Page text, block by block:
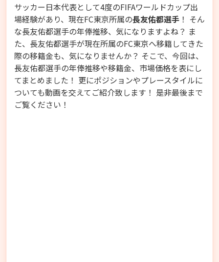
サッカー日本代表として4度のFIFAワールドカップ出
場経験があり、現在FC東京所属の長友佑都選手 ！ そん
な長友佑都選手の年俸推移、気になりますよね？ ま
た、長友佑都選手が現在所属のFC東京へ移籍してきた
際の移籍金も、気になりませんか？ そこで、今回は、
長友佑都選手の年俸推移や移籍金、市場価格を表にし
てまとめました！ 更にポジションやプレースタイルに
ついても動画を交えてご紹介致します！ 是非最後まで
ご覧ください！